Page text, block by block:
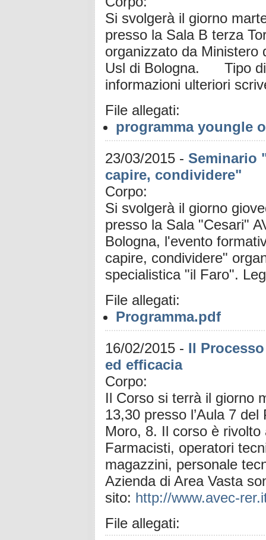
Si svolgerà il giorno
presso la Sala B terza
organizzato da Ministero
Usl di Bologna. Tipo di
informazioni ulteriori
File allegati:
programma youngle
23/03/2015 - Seminario
capire, condividere"
Corpo:
Si svolgerà il giorno
presso la Sala "Cesari"
Bologna, l'evento
capire, condividere"
specialistica "il Faro".
File allegati:
Programma.pdf
16/02/2015 - Il
ed efficacia
Corpo:
Il Corso si terrà il giorno
13,30 presso l’Aula 7
Moro, 8. Il corso è
Farmacisti, operatori
magazzini, personale
Azienda di Area Vasta
sito: http://www.avec-
File allegati: